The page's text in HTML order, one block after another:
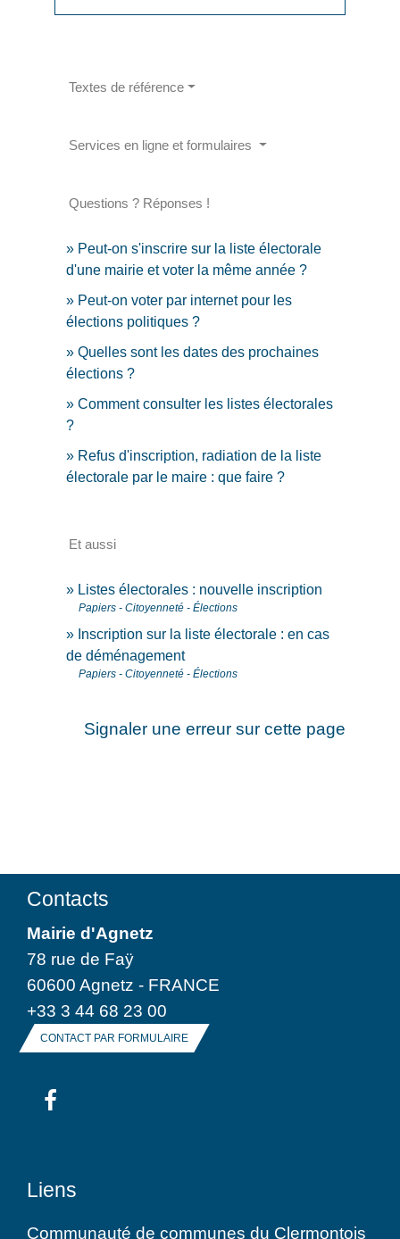
Textes de référence
Services en ligne et formulaires
Questions ? Réponses !
Peut-on s'inscrire sur la liste électorale
d'une mairie et voter la même année ?
Peut-on voter par internet pour les
élections politiques ?
Quelles sont les dates des prochaines
élections ?
Comment consulter les listes électorales
?
Refus d'inscription, radiation de la liste
électorale par le maire : que faire ?
Et aussi
Listes électorales : nouvelle inscription
Papiers - Citoyenneté - Élections
Inscription sur la liste électorale : en cas
de déménagement
Papiers - Citoyenneté - Élections
Signaler une erreur sur cette page
Contacts
Mairie d'Agnetz
78 rue de Faÿ
60600 Agnetz - FRANCE
+33 3 44 68 23 00
CONTACT PAR FORMULAIRE
Liens
Communauté de communes du Clermontois